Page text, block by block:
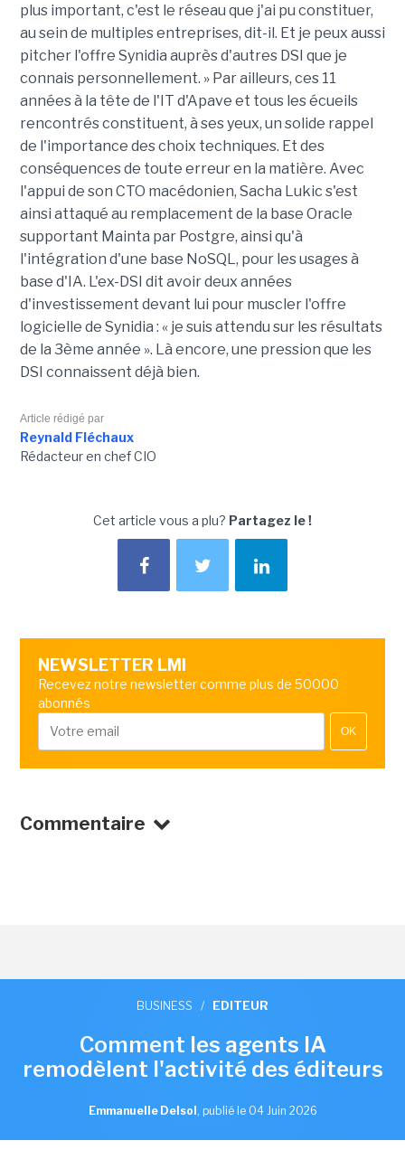
plus important, c'est le réseau que j'ai pu constituer,
au sein de multiples entreprises, dit-il. Et je peux aussi
pitcher l'offre Synidia auprès d'autres DSI que je
connais personnellement. » Par ailleurs, ces 11
années à la tête de l'IT d'Apave et tous les écueils
rencontrés constituent, à ses yeux, un solide rappel
de l'importance des choix techniques. Et des
conséquences de toute erreur en la matière. Avec
l'appui de son CTO macédonien, Sacha Lukic s'est
ainsi attaqué au remplacement de la base Oracle
supportant Mainta par Postgre, ainsi qu'à
l'intégration d'une base NoSQL, pour les usages à
base d'IA. L'ex-DSI dit avoir deux années
d'investissement devant lui pour muscler l'offre
logicielle de Synidia : « je suis attendu sur les résultats
de la 3ème année ». Là encore, une pression que les
DSI connaissent déjà bien.
Article rédigé par
Reynald Fléchaux
Rédacteur en chef CIO
Cet article vous a plu? Partagez le !
NEWSLETTER LMI
Recevez notre newsletter comme plus de 50000
abonnés
OK
Commentaire
BUSINESS / EDITEUR
Comment les agents IA
remodèlent l'activité des éditeurs
Emmanuelle Delsol, publié le 04 Juin 2026